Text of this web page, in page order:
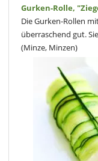
Gurken-Rolle,
Die Gurken-Rollen
überraschend gut.
(Minze, Minzen)